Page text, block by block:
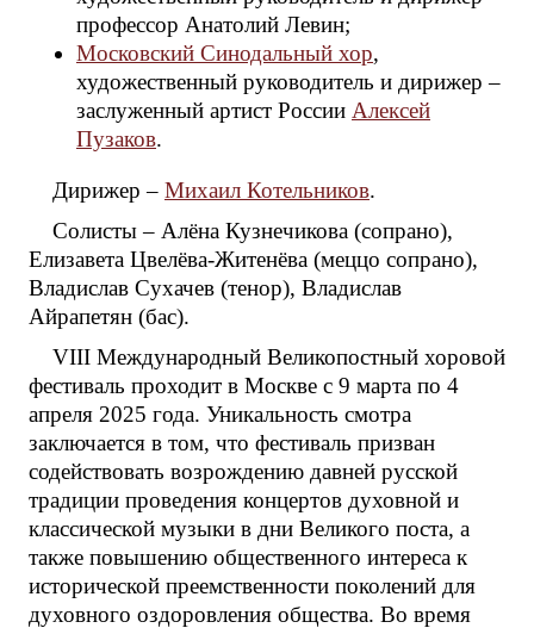
профессор Анатолий Левин;
Московский Синодальный хор,
художественный руководитель и дирижер –
заслуженный артист России Алексей
Пузаков.
Дирижер – Михаил Котельников.
Солисты – Алёна Кузнечикова (сопрано),
Елизавета Цвелёва-Житенёва (меццо сопрано),
Владислав Сухачев (тенор), Владислав
Айрапетян (бас).
VIII Международный Великопостный хоровой
фестиваль проходит в Москве с 9 марта по 4
апреля 2025 года. Уникальность смотра
заключается в том, что фестиваль призван
содействовать возрождению давней русской
традиции проведения концертов духовной и
классической музыки в дни Великого поста, а
также повышению общественного интереса к
исторической преемственности поколений для
духовного оздоровления общества. Во время